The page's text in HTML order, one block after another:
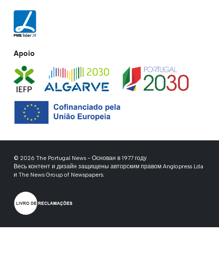
Apoio
© 2026 The Portugal News - Основан в 1977 году
Весь контент и дизайн защищены авторским правом Anglopress Lda
и The News Group of Newspapers.